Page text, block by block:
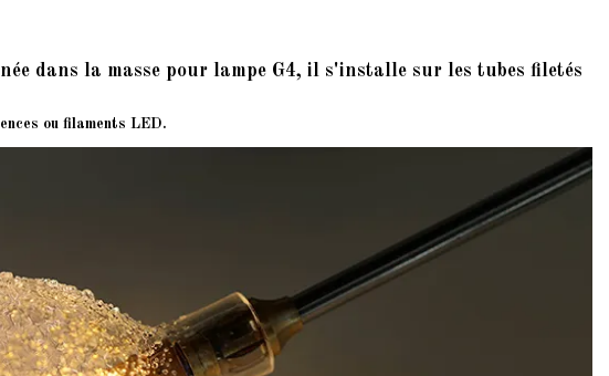
dans la masse pour lampe G4, il s'installe sur les tubes filetés
ou filaments LED.